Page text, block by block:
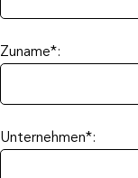
Zuname*:
Unternehmen*: